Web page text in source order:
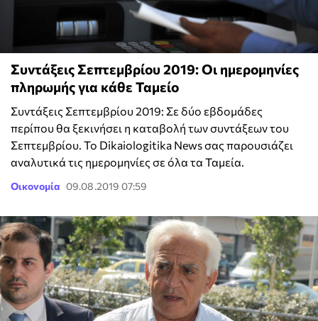
Συντάξεις Σεπτεμβρίου 2019: Οι ημερομηνίες
πληρωμής για κάθε Ταμείο
Συντάξεις Σεπτεμβρίου 2019: Σε δύο εβδομάδες
περίπου θα ξεκινήσει η καταβολή των συντάξεων του
Σεπτεμβρίου. Το Dikaiologitika News σας παρουσιάζει
αναλυτικά τις ημερομηνίες σε όλα τα Ταμεία.
Οικονομία 09.08.2019 07:59